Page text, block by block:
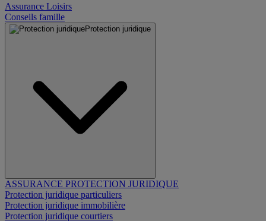
Assurance Loisirs
Conseils famille
Protection juridique
ASSURANCE PROTECTION JURIDIQUE
Protection juridique particuliers
Protection juridique immobilière
Protection juridique courtiers